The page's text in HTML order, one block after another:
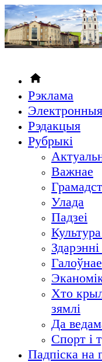
Рэклама
Рэдакцыя
Рубрыкi
Важнае
Улада
Падзеі
Галоўнае
Хто
зямлі
Да
Спорт і
Падпіска на